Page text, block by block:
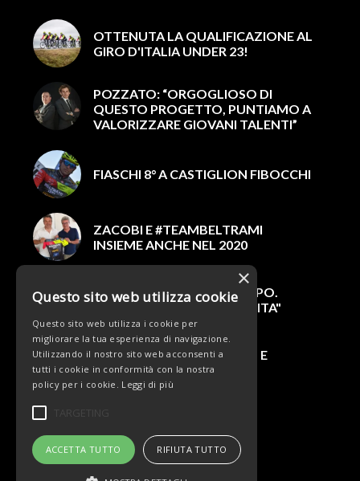
OTTENUTA LA QUALIFICAZIONE AL
GIRO D'ITALIA UNDER 23!
POZZATO: “ORGOGLIOSO DI
QUESTO PROGETTO, PUNTIAMO A
VALORIZZARE GIOVANI TALENTI”
FIASCHI 8° A CASTIGLION FIBOCCHI
ZACOBI E #TEAMBELTRAMI
INSIEME ANCHE NEL 2020
FERRARI 6° A SAN DANIELE PO.
MIODINI: "SIAMO IN CRESCITA"
DOMENICA GP DI LUGANO E
COPPA DELLA PACE
×
Questo sito web utilizza cookie
Questo sito web utilizza i cookie per
migliorare la tua esperienza di navigazione.
Utilizzando il nostro sito web acconsenti a
tutti i cookie in conformità con la nostra
policy per i cookie. Leggi di più
TARGETING
ACCETTA TUTTO RIFIUTA TUTTO